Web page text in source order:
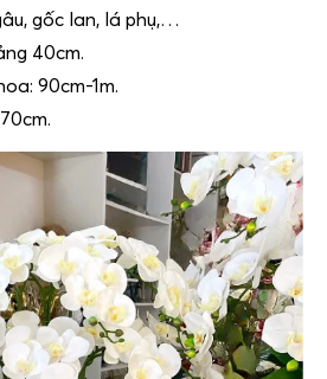
gốc lan, lá phụ,…
40cm.
90cm-1m.